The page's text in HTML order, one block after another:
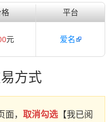
平台
元 爱名
方式
， 取消勾选 【我已阅